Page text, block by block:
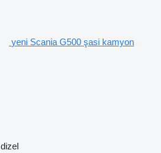
yeni Scania G500 şasi kamyon
dizel